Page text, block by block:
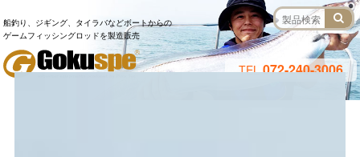
船釣り、ジギング、タイラバなどボートからの
ゲームフィッシングロッドを製造販売
TEL072-240-3006